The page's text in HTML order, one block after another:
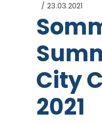
23.03.2021
City
2021